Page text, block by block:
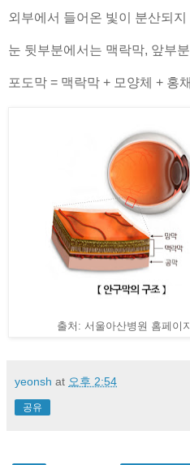
외부에서 들어온 빛이 분산되
눈 뒷부분에서는 맥락막, 앞부
포도막 = 맥락막 + 모양체 + 홍채
출처: 서울아산병원 홈페이
yeonsh at 오후 2:54
공유